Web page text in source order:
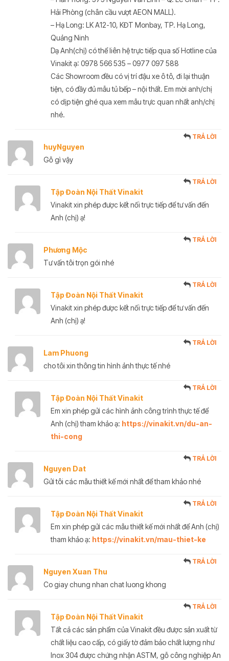
Hải Phòng (chân cầu vượt AEON MALL).
– Hạ Long: LK A12-10, KĐT Monbay, TP. Hạ Long,
Quảng Ninh
Dạ Anh(chị) có thể liên hệ trực tiếp qua số Hotline của
Vinakit ạ: 0978 566 535 – 0977 097 588
Các Showroom đều có vị trí đậu xe ô tô, đi lại thuận
tiện, có đầy đủ mẫu tủ bếp – nội thất. Em mời anh/chị
có dịp tiện ghé qua xem mẫu trực quan nhất anh/chị
nhé.
huyNguyen
TRẢ LỜI
Gỗ gì vậy
Tập Đoàn Nội Thất Vinakit
TRẢ LỜI
Vinakit xin phép được kết nối trực tiếp để tư vấn đến
Anh (chị) ạ!
Phương Mộc
TRẢ LỜI
Tư vấn tôi trọn gói nhé
Tập Đoàn Nội Thất Vinakit
TRẢ LỜI
Vinakit xin phép được kết nối trực tiếp để tư vấn đến
Anh (chị) ạ!
Lam Phuong
TRẢ LỜI
cho tôi xin thông tin hình ảnh thực tế nhé
Tập Đoàn Nội Thất Vinakit
TRẢ LỜI
Em xin phép gửi các hình ảnh công trình thực tế để
Anh (chị) tham khảo ạ: https://vinakit.vn/du-an-
thi-cong
Nguyen Dat
TRẢ LỜI
Gửi tôi các mẫu thiết kế mới nhất để tham khảo nhé
Tập Đoàn Nội Thất Vinakit
TRẢ LỜI
Em xin phép gửi các mẫu thiết kế mới nhất để Anh (chị)
tham khảo ạ: https://vinakit.vn/mau-thiet-ke
Nguyen Xuan Thu
TRẢ LỜI
Co giay chung nhan chat luong khong
Tập Đoàn Nội Thất Vinakit
TRẢ LỜI
Tất cả các sản phẩm của Vinakit đều được sản xuất từ
chất liệu cao cấp, có giấy tờ đảm bảo chất lượng như
Inox 304 được chứng nhận ASTM, gỗ công nghiệp An